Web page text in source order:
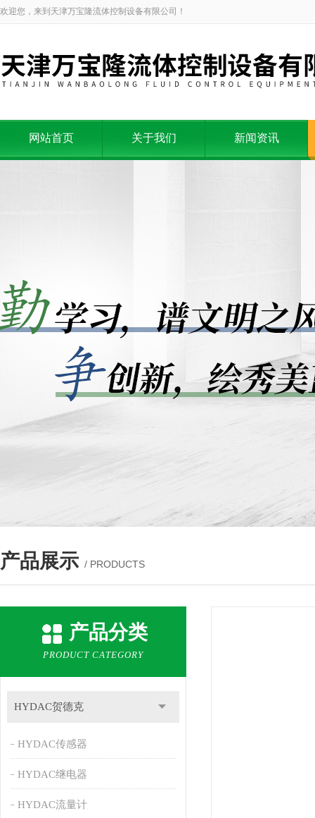
欢迎您，来到天津万宝隆流体控制设备有限公司！
网站首页 关于我们 新闻资讯
产品展示 / PRODUCTS
产品分类
PRODUCT CATEGORY
HYDAC贺德克
HYDAC传感器
HYDAC继电器
HYDAC流量计